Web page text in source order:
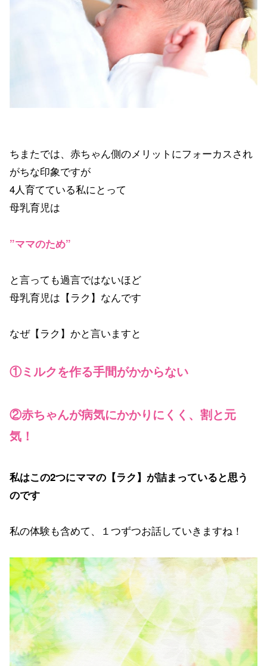
ちまたでは、赤ちゃん側のメリットにフォーカスされ
がちな印象ですが
4人育てている私にとって
母乳育児は
”ママのため”
と言っても過言ではないほど
母乳育児は【ラク】なんです
なぜ【ラク】かと言いますと
①ミルクを作る手間がかからない
②赤ちゃんが病気にかかりにくく、割と元
気！
私はこの2つにママの【ラク】が詰まっていると思う
のです
私の体験も含めて、１つずつお話していきますね！